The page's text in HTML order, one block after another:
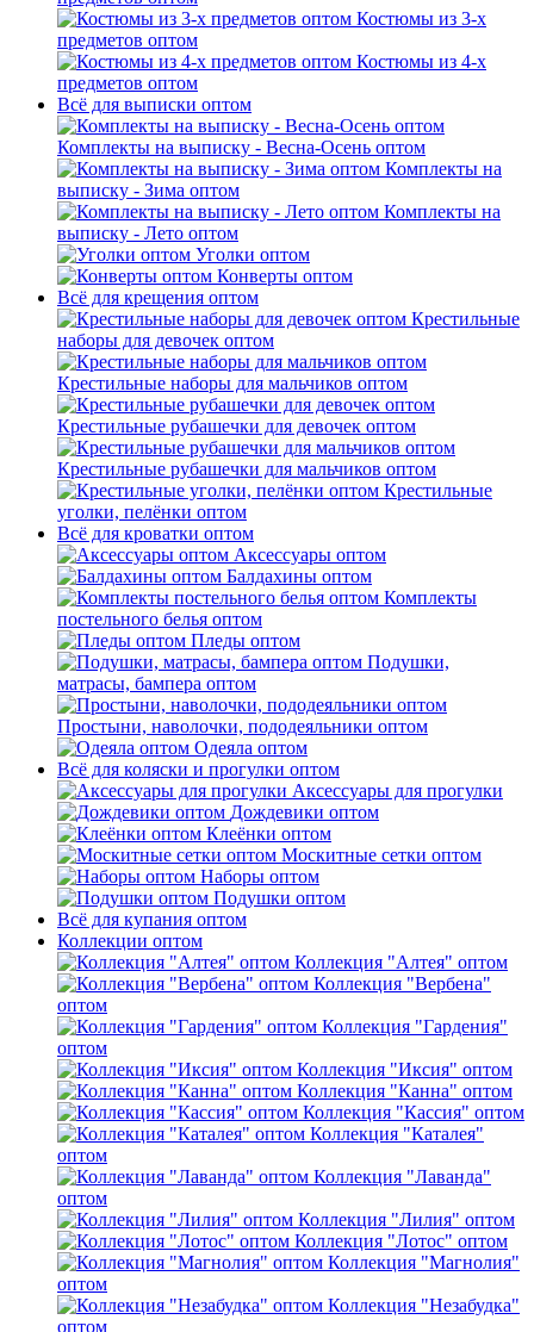
Костюмы из 3-х
предметов оптом
Костюмы из 4-х
предметов оптом
Всё для выписки оптом
Комплекты на выписку - Весна-Осень оптом
Комплекты на
выписку - Зима оптом
Комплекты на
выписку - Лето оптом
Уголки оптом
Конверты оптом
Всё для крещения оптом
Крестильные
наборы для девочек оптом
Крестильные наборы для мальчиков оптом
Крестильные рубашечки для девочек оптом
Крестильные рубашечки для мальчиков оптом
Крестильные
уголки, пелёнки оптом
Всё для кроватки оптом
Аксессуары оптом
Балдахины оптом
Комплекты
постельного белья оптом
Пледы оптом
Подушки,
матрасы, бампера оптом
Простыни, наволочки, пододеяльники оптом
Одеяла оптом
Всё для коляски и прогулки оптом
Аксессуары для прогулки
Дождевики оптом
Клеёнки оптом
Москитные сетки оптом
Наборы оптом
Подушки оптом
Всё для купания оптом
Коллекции оптом
Коллекция "Алтея" оптом
Коллекция "Вербена"
оптом
Коллекция "Гардения"
оптом
Коллекция "Иксия" оптом
Коллекция "Канна" оптом
Коллекция "Кассия" оптом
Коллекция "Каталея"
оптом
Коллекция "Лаванда"
оптом
Коллекция "Лилия" оптом
Коллекция "Лотос" оптом
Коллекция "Магнолия"
оптом
Коллекция "Незабудка"
оптом